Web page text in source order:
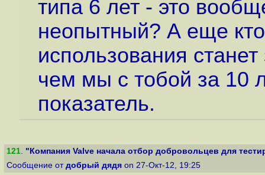
типа 6 лет - это
неопытный? А еще
использования
чем мы с тобой за 10
показатель.
121. "Компания Valve начала отбор добровольцев для
Сообщение от добрый дядя on 27-Окт-12, 19:25